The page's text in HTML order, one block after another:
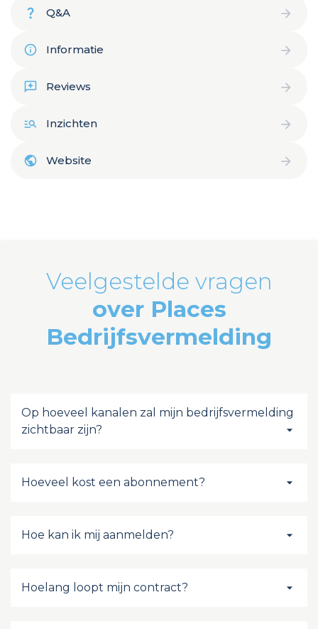
Q&A
Informatie
Reviews
Inzichten
Website
Veelgestelde vragen
over Places
Bedrijfsvermelding
Op hoeveel kanalen zal mijn bedrijfsvermelding
zichtbaar zijn?
Hoeveel kost een abonnement?
Hoe kan ik mij aanmelden?
Hoelang loopt mijn contract?